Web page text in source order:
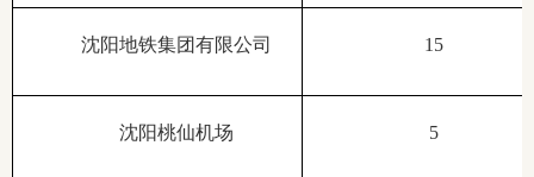
沈阳地铁集团有限公司 15
沈阳桃仙机场 5